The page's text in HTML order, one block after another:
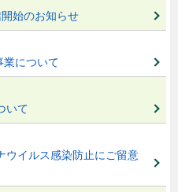
始のお知らせ
業について
いて
ウイルス感染防止にご留意